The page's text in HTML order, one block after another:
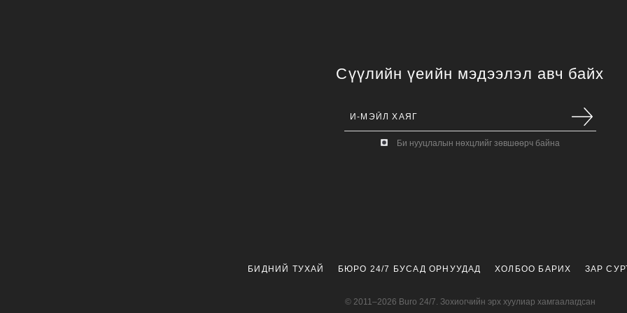
Сүүлийн үеийн мэдээлэл авч байх
Би нууцлалын нөхцлийг зөвшөөрч байна
БИДНИЙ ТУХАЙ БЮРО 24/7 БУСАД ОРНУУДАД ХОЛБОО БАРИХ ЗАР
© 2011–2026 Buro 24/7. Зохиогчийн эрх хуулиар хамгаалагдсан